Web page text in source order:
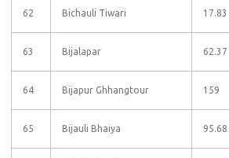
62 Bichauli Tiwari 17.83
63 Bijalapar 62.37
64 Bijapur Ghhangtour 159
65 Bijauli Bhaiya 95.68